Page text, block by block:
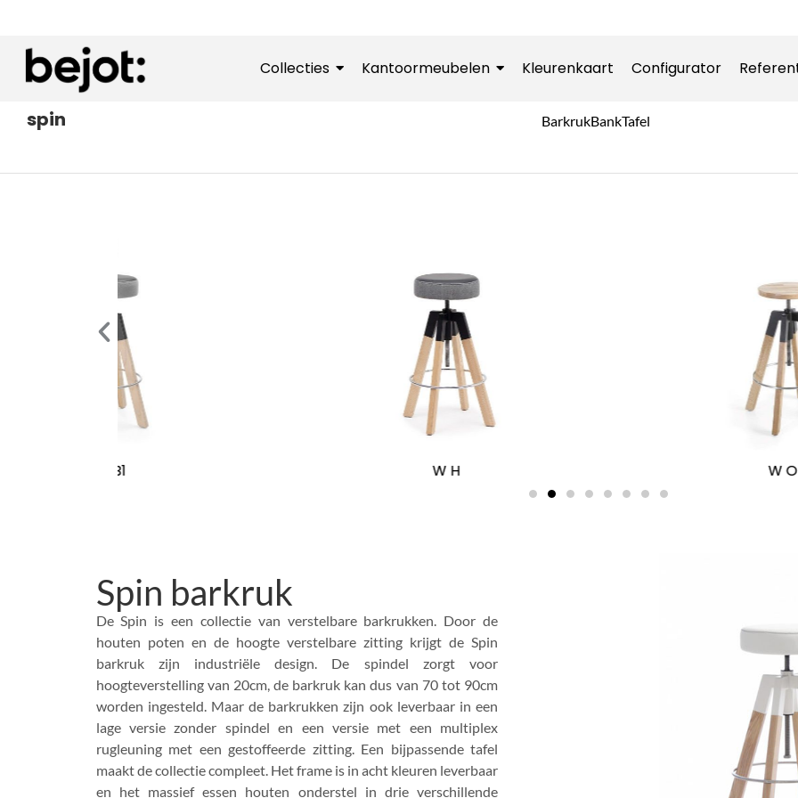
Collecties Kantoormeubelen Kleurenkaart Configurator
spin BarkrukBankTafel
Spin barkruk
De Spin is een collectie van verstelbare barkrukken. Door de
houten poten en de hoogte verstelbare zitting krijgt de Spin
barkruk zijn industriële design. De spindel zorgt voor
hoogteverstelling van 20cm, de barkruk kan dus van 70 tot 90cm
worden ingesteld. Maar de barkrukken zijn ook leverbaar in een
lage versie zonder spindel en een versie met een multiplex
rugleuning met een gestoffeerde zitting. Een bijpassende tafel
maakt de collectie compleet. Het frame is in acht kleuren leverbaar
en het massief essen houten onderstel in drie verschillende